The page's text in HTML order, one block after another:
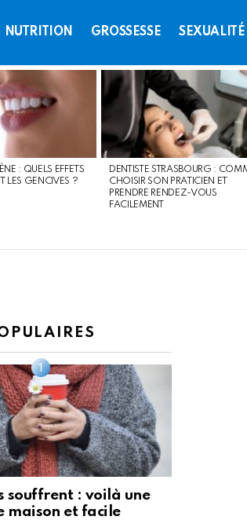
NUTRITION GROSSESSE SEXUALITÉ
: QUELS EFFETS
LES GENCIVES ?
DENTISTE STRASBOURG :
CHOISIR SON PRATICIEN ET
PRENDRE RENDEZ-VOUS
FACILEMENT
souffrent : voilà une
maison et facile